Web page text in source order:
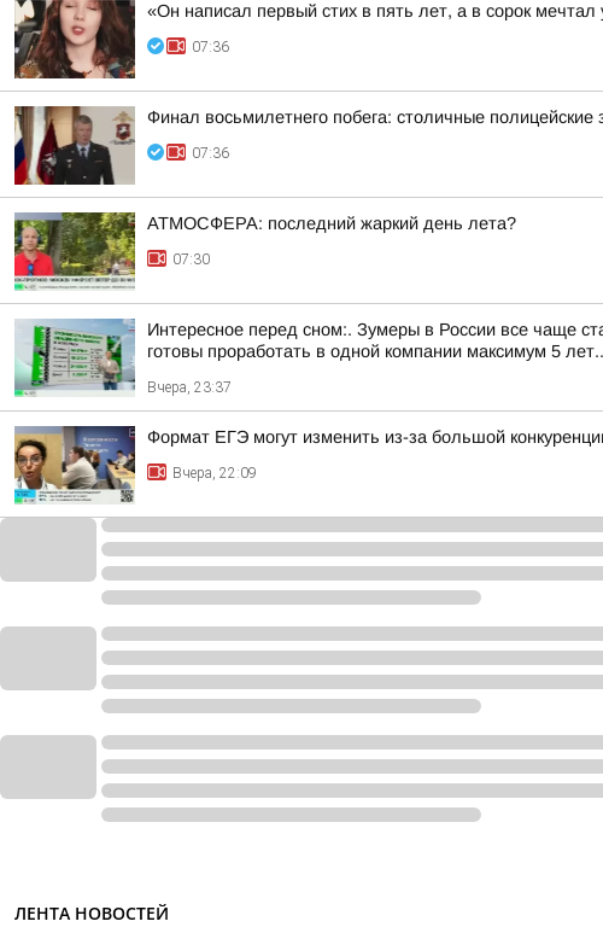
«Он написал первый стих в пять лет, а в сорок
07:36
Финал восьмилетнего побега: столичные
07:36
АТМОСФЕРА: последний жаркий день лета?
07:30
Интересное перед сном:. Зумеры в России все чаще
готовы проработать в одной компании максимум 5
Вчера, 23:37
Формат ЕГЭ могут изменить из-за большой
Вчера, 22:09
ЛЕНТА НОВОСТЕЙ